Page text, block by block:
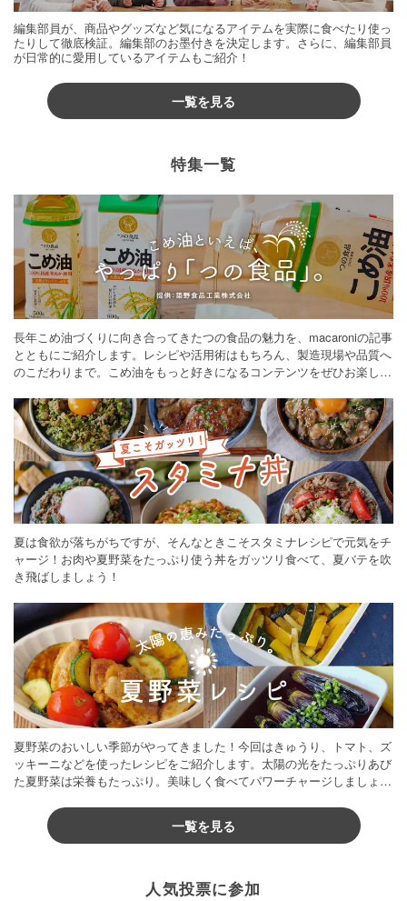
編集部員が、商品やグッズなど気になるアイテムを実際に食べたり使っ
たりして徹底検証。編集部のお墨付きを決定します。さらに、編集部員
が日常的に愛用しているアイテムもご紹介！
一覧を見る
特集一覧
長年こめ油づくりに向き合ってきたつの食品の魅力を、macaroniの記事
とともにご紹介します。レシピや活用術はもちろん、製造現場や品質へ
のこだわりまで。こめ油をもっと好きになるコンテンツをぜひお楽しみ
夏は食欲が落ちがちですが、そんなときこそスタミナレシピで元気をチ
ャージ！お肉や夏野菜をたっぷり使う丼をガッツリ食べて、夏バテを吹
き飛ばしましょう！
夏野菜のおいしい季節がやってきました！今回はきゅうり、トマト、ズ
ッキーニなどを使ったレシピをご紹介します。太陽の光をたっぷりあび
た夏野菜は栄養もたっぷり。美味しく食べてパワーチャージしましょう
一覧を見る
人気投票に参加